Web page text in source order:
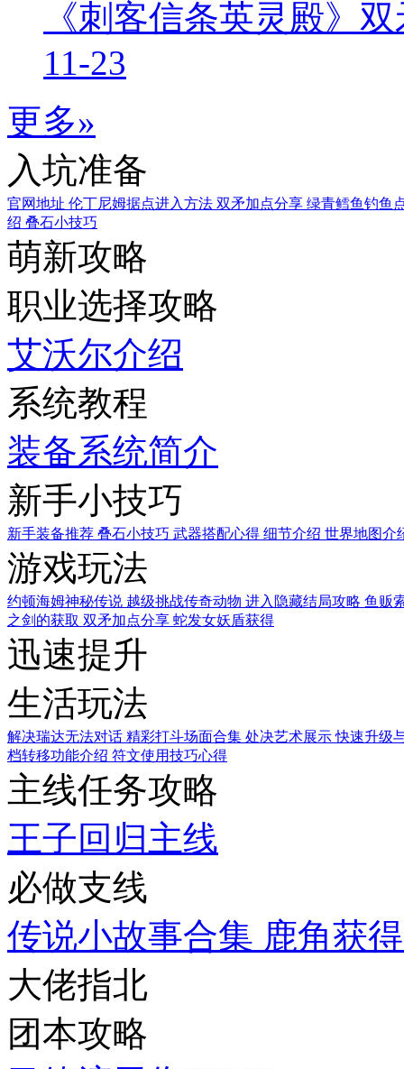
《刺客信条英灵殿》
11-23
更多»
入坑准备
官网地址 伦丁尼姆据点进入方法 双矛加点分享 绿青鳕鱼钓鱼
绍 叠石小技巧
萌新攻略
职业选择攻略
艾沃尔介绍
系统教程
装备系统简介
新手小技巧
新手装备推荐 叠石小技巧 武器搭配心得 细节介绍 世界地图介
游戏玩法
约顿海姆神秘传说 越级挑战传奇动物 进入隐藏结局攻略 鱼贩
之剑的获取 双矛加点分享 蛇发女妖盾获得
迅速提升
生活玩法
解决瑞达无法对话 精彩打斗场面合集 处决艺术展示快速升级
档转移功能介绍 符文使用技巧心得
主线任务攻略
王子回归主线
必做支线
传说小故事合集 鹿角获
大佬指北
团本攻略